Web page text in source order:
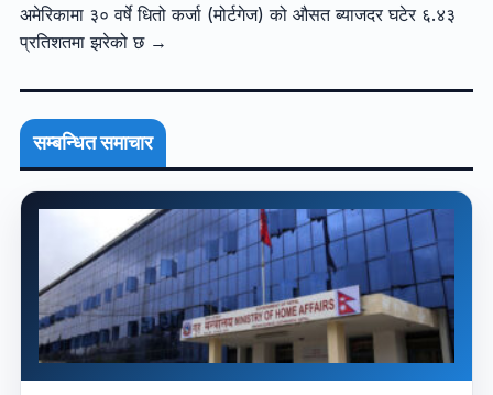
अमेरिकामा ३० वर्षे धितो कर्जा (मोर्टगेज) को औसत ब्याजदर घटेर ६.४३
प्रतिशतमा झरेको छ →
सम्बन्धित समाचार